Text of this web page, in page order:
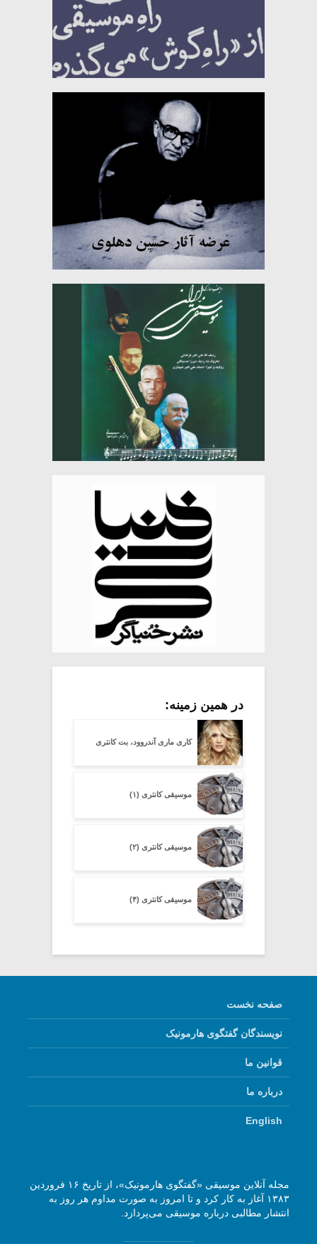
در همین زمینه:
کاری ماری آندروود، بت کانتری
موسیقی کانتری (۱)
موسیقی کانتری (۲)
موسیقی کانتری (۴)
صفحه نخست
نویسندگان گفتگوی هارمونیک
قوانین ما
درباره ما
English
مجله آنلاین موسیقی «گفتگوی هارمونیک»، از تاریخ ۱۶ فروردین
۱۳۸۳ آغاز به کار کرد و تا امروز به صورت مداوم هر روز به
انتشار مطالبی درباره موسیقی می‌پردازد.